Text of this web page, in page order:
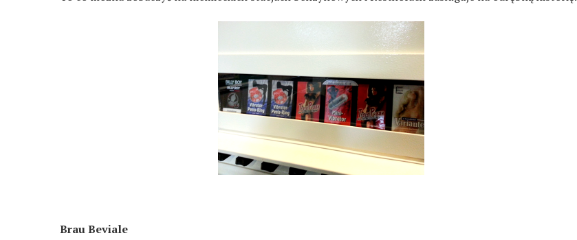
Brau Beviale